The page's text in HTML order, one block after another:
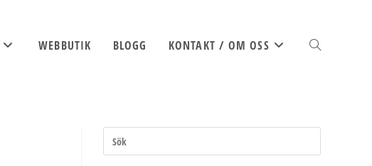
WEBBUTIK BLOGG KONTAKT / OM OSS SLÅ